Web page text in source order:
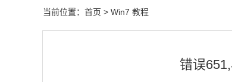
当前位置： 首页 > Win7 教程
错误